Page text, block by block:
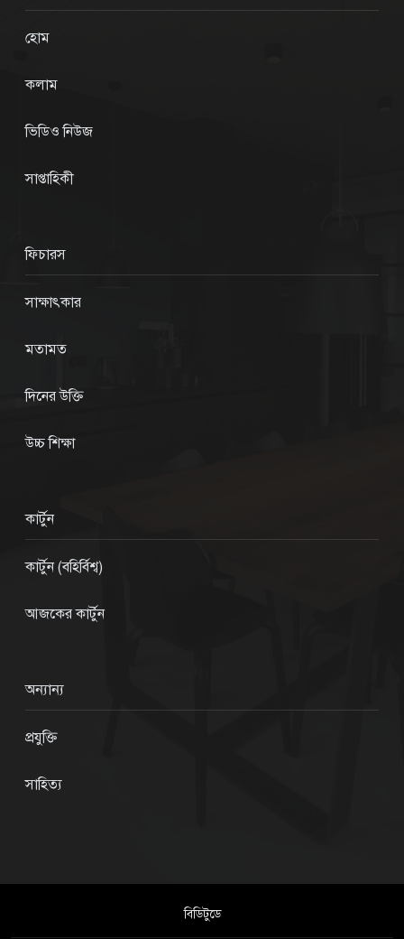
হোম
কলাম
ভিডিও নিউজ
সাপ্তাহিকী
ফিচারস
সাক্ষাৎকার
মতামত
দিনের উক্তি
উচ্চ শিক্ষা
কার্টুন
কার্টুন (বহির্বিশ্ব)
আজকের কার্টুন
অন্যান্য
প্রযুক্তি
সাহিত্য
বিডিটুডে